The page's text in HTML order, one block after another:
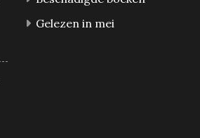
Gelezen in mei